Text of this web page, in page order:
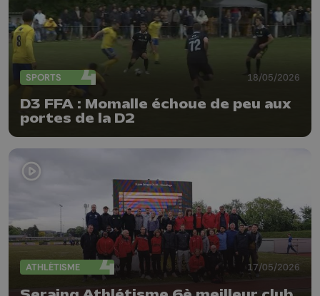
SPORTS 18/05/2026
D3 FFA : Momalle échoue de peu aux
portes de la D2
ATHLÉTISME 17/05/2026